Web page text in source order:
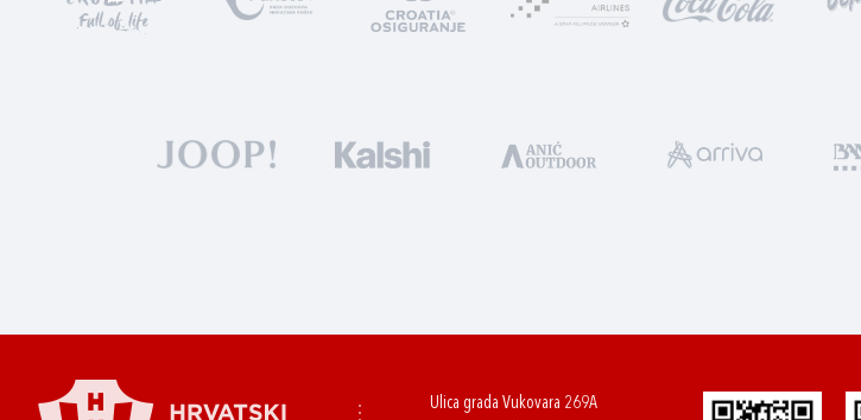
Ulica grada Vukovara 269A